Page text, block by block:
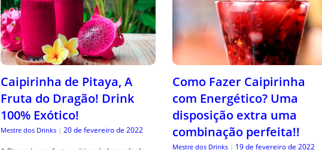
Caipirinha de Pitaya, A
Fruta do Dragão! Drink
100% Exótico!
Mestre dos Drinks | 20 de fevereiro de 2022
Como Fazer Caipirinha
com Energético? Uma
disposição extra uma
combinação perfeita!!
Mestre dos Drinks | 19 de fevereiro de 2022